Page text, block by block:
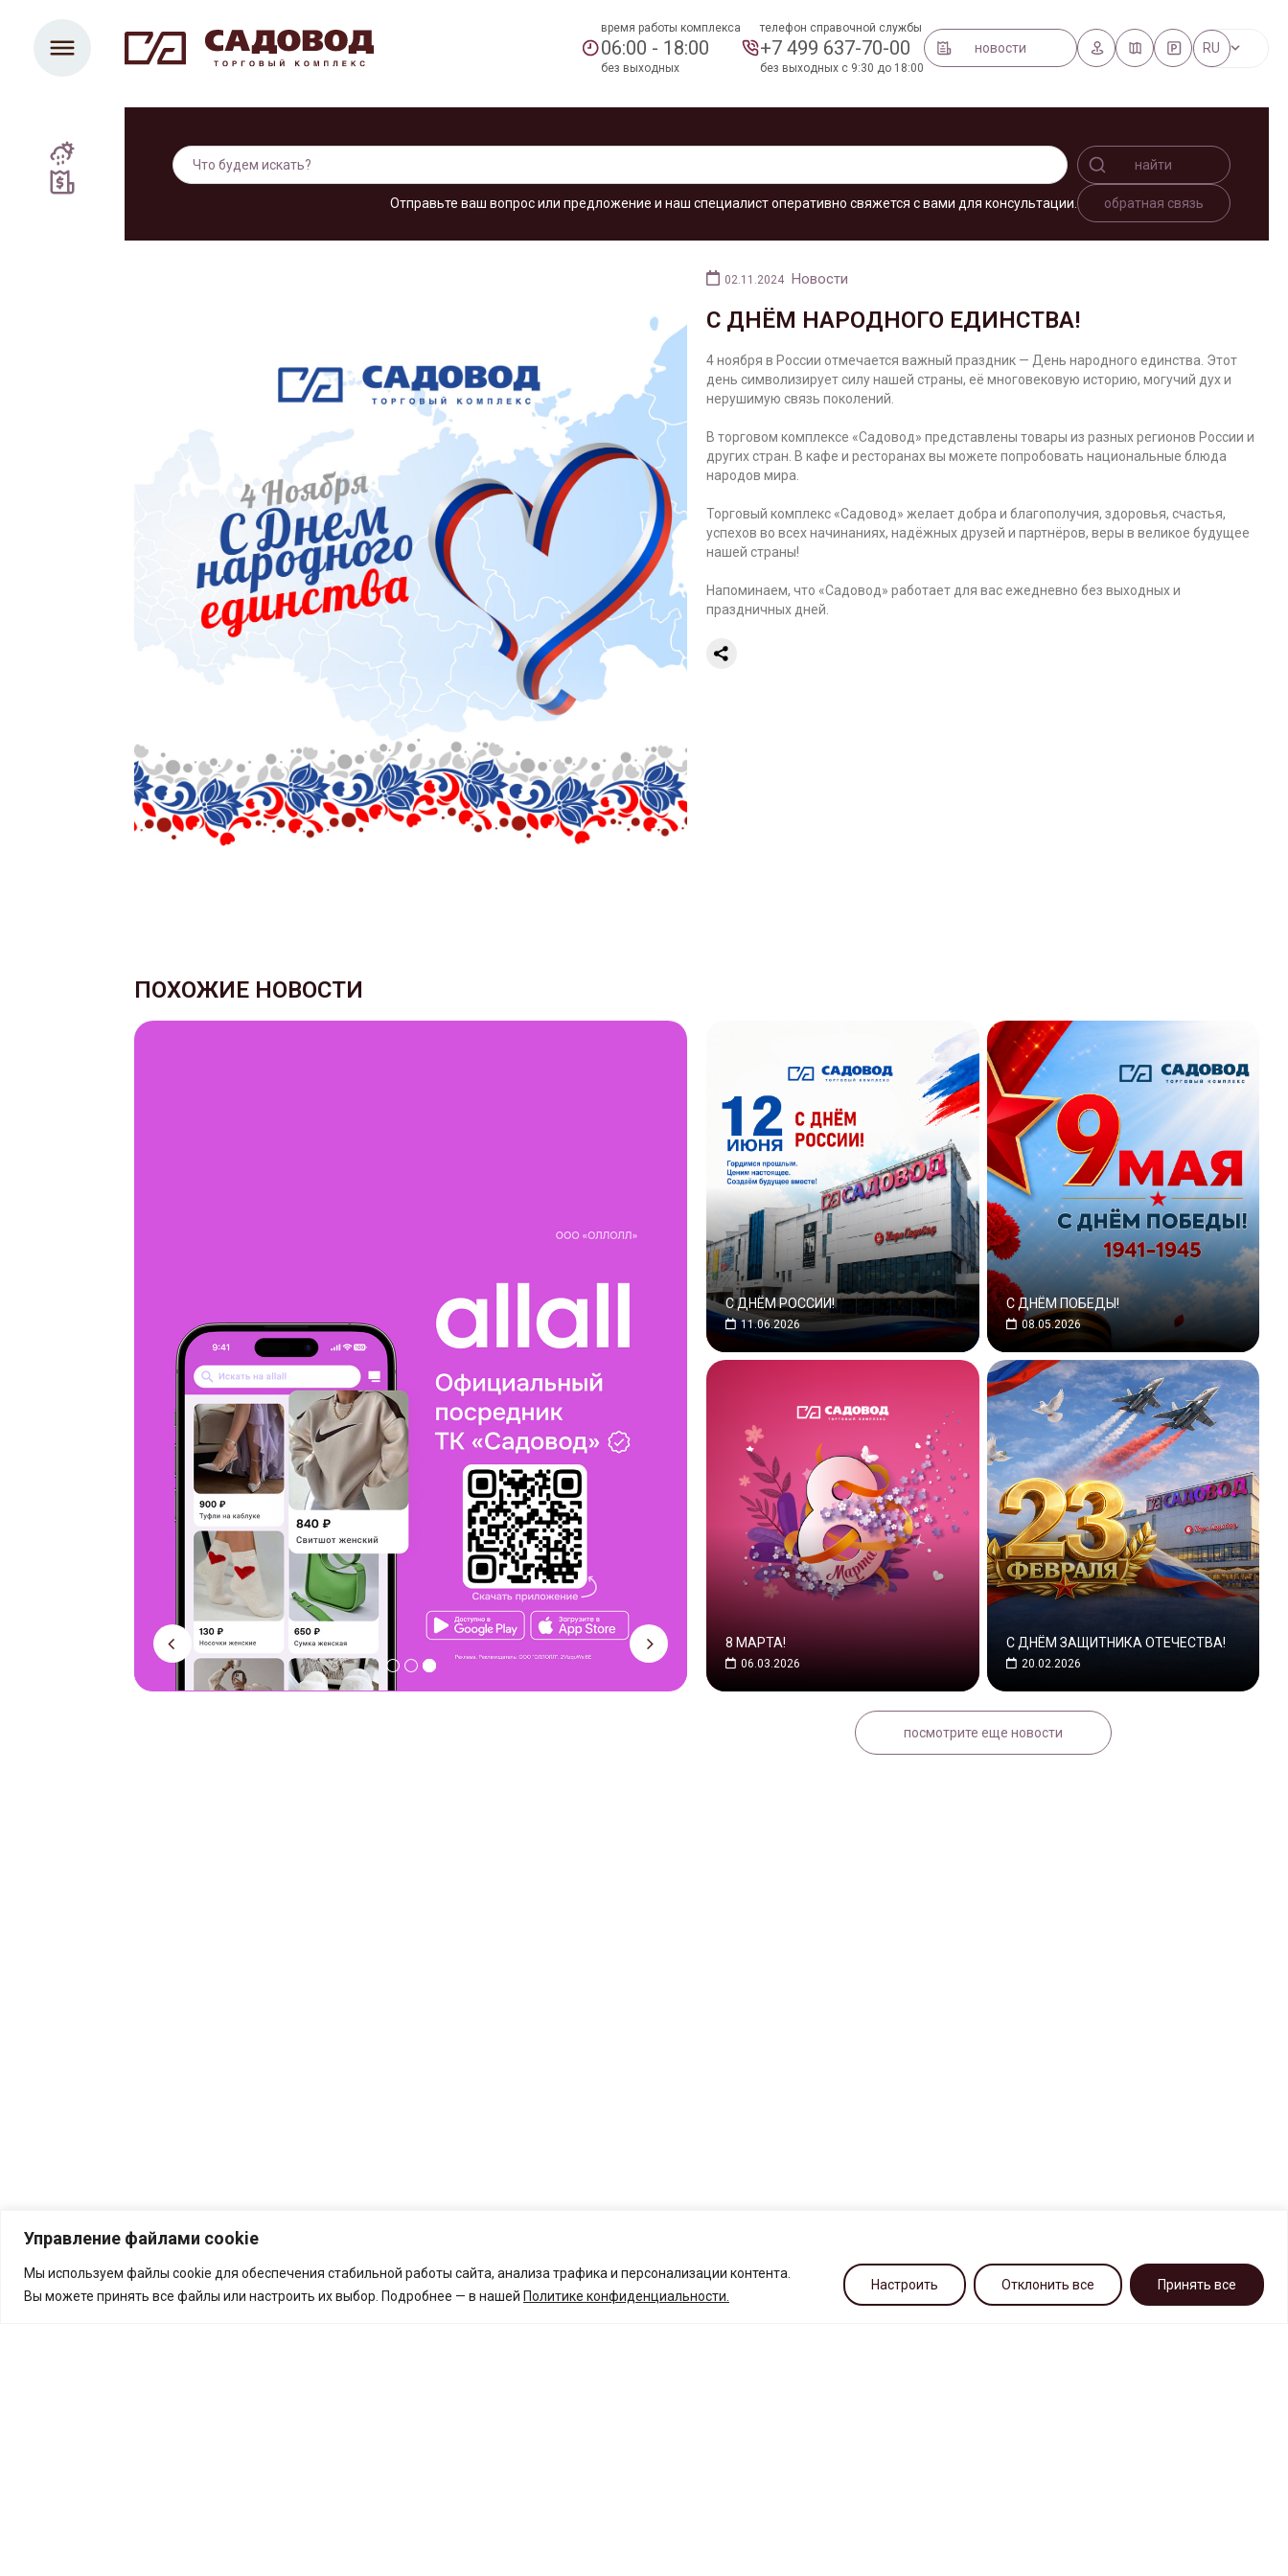
Управление файлами cookie
Мы используем файлы cookie для обеспечения стабильной работы сайта, анализа трафика и персонализации контента.
Вы можете принять все файлы или настроить их выбор. Подробнее — в нашей Политике конфиденциальности
Настроить Отклонить все Принять все
время работы комплекса
06:00 - 18:00
без выходных
телефон справочной службы
+7 499 637-70-00
без выходных с 9:30 до 18:00
новости RU
найти
Отправьте ваш вопрос или предложение и наш специалист оперативно свяжется с вами для консультации. обратная связь
02.11.2024 Новости
С ДНЁМ НАРОДНОГО ЕДИНСТВА!
4 ноября в России отмечается важный праздник — День народного единства. Этот
день символизирует силу нашей страны, её многовековую историю, могучий дух и
нерушимую связь поколений.
В торговом комплексе «Садовод» представлены товары из разных регионов России и
других стран. В кафе и ресторанах вы можете попробовать национальные блюда
народов мира.
Торговый комплекс «Садовод» желает добра и благополучия, здоровья, счастья,
успехов во всех начинаниях, надёжных друзей и партнёров, веры в великое будущее
нашей страны!
Напоминаем, что «Садовод» работает для вас ежедневно без выходных и
праздничных дней.
ПОХОЖИЕ НОВОСТИ
С ДНЁМ РОССИИ!
11.06.2026
С ДНЁМ ПОБЕДЫ!
08.05.2026
8 МАРТА!
06.03.2026
С ДНЁМ ЗАЩИТНИКА ОТЕЧЕСТВА!
20.02.2026
посмотрите еще новости